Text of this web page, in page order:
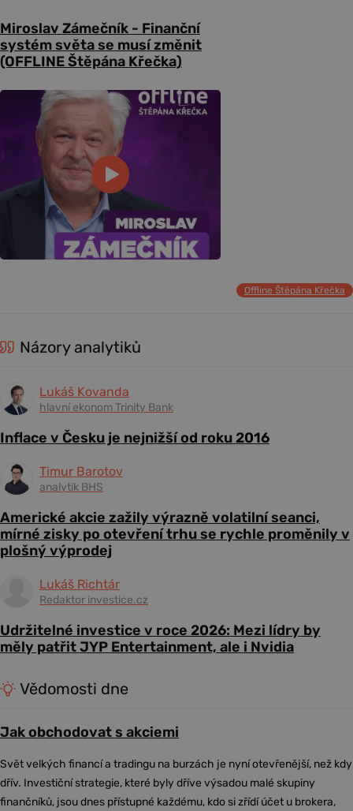
Miroslav Zámečník - Finanční
systém světa se musí změnit
(OFFLINE Štěpána Křečka)
Offline Štěpána Křečka
Názory analytiků
Lukáš Kovanda
hlavní ekonom Trinity Bank
Inflace v Česku je nejnižší od roku 2016
Timur Barotov
analytik BHS
Americké akcie zažily výrazně volatilní seanci,
mírné zisky po otevření trhu se rychle proměnily v
plošný výprodej
Lukáš Richtár
Redaktor investice.cz
Udržitelné investice v roce 2026: Mezi lídry by
měly patřit JYP Entertainment, ale i Nvidia
Vědomosti dne
Jak obchodovat s akciemi
Svět velkých financí a tradingu na burzách je nyní otevřenější, než kdy
dřív. Investiční strategie, které byly dříve výsadou malé skupiny
finančníků, jsou dnes přístupné každému, kdo si zřídí účet u brokera,